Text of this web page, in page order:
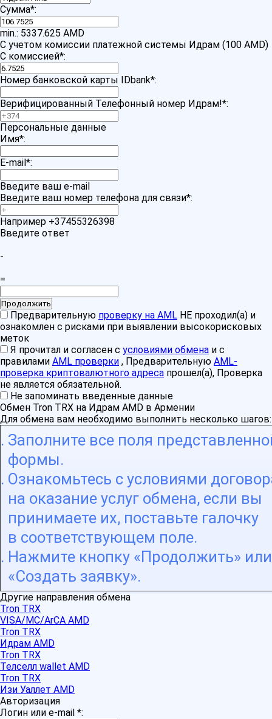
Сумма*:
min.: 5337.625 AMD
С учетом комиссии платежной системы Идрам (100 AMD)
С комиссией*:
Номер банковской карты IDbank*:
Верифицированный Телефонный номер Идрам!*:
Персональные данные
Имя*:
E-mail*:
Введите ваш e-mail
Введите ваш номер телефона для связи*:
Например +37455326398
Введите ответ
-
=
Предварительную проверку на AML НЕ проходил(а) и
ознакомлен с рисками при выявлении высокорисковых
меток
Я прочитал и согласен с условиями обмена и с
правилами AML проверки , Предварительную AML-
проверка криптовалютного адреса прошел(а), Проверка
не является обязательной.
Не запоминать введенные данные
Обмен Tron TRX на Идрам AMD в Армении
Для обмена вам необходимо выполнить несколько шагов:
Заполните все поля
формы.
Ознакомьтесь с условиями
на оказание услуг обмена, если вы
принимаете их, поставьте галочку
в соответствующем поле.
Нажмите кнопку «Продолжить» или
«Создать заявку».
Другие направления обмена
Tron TRX
VISA/MC/ArCA AMD
Tron TRX
Идрам AMD
Tron TRX
Телселл wallet AMD
Tron TRX
Изи Уаллет AMD
Авторизация
Логин или e-mail *: